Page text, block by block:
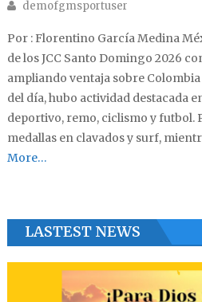
Author
demofgmsportuser
Por : Florentino García Medina
de los JCC Santo Domingo 2026
ampliando ventaja sobre
del día, hubo actividad destacada
deportivo, remo, ciclismo y futbol.
medallas en clavados y surf,
More…
LASTEST NEWS